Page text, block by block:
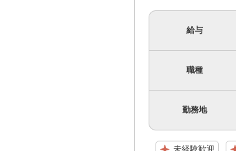
給与
職種
勤務地
未経験歓迎